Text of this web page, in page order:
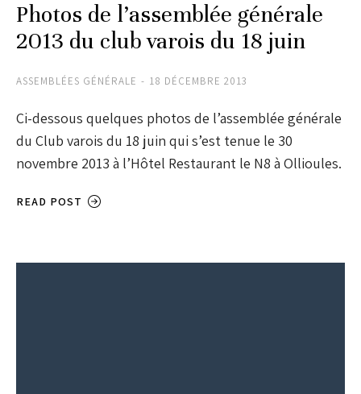
Photos de l’assemblée générale
2013 du club varois du 18 juin
ASSEMBLÉES GÉNÉRALE 18 DÉCEMBRE 2013
Ci-dessous quelques photos de l’assemblée générale
du Club varois du 18 juin qui s’est tenue le 30
novembre 2013 à l’Hôtel Restaurant le N8 à Ollioules.
READ POST